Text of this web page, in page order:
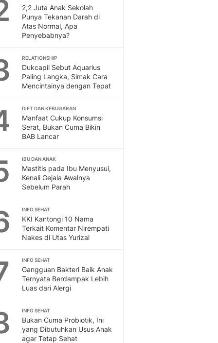
2,2 Juta Anak Sekolah
Punya Tekanan Darah di
Atas Normal, Apa
Penyebabnya?
RELATIONSHIP
Dukcapil Sebut Aquarius
Paling Langka, Simak Cara
Mencintainya dengan Tepat
DIET DAN KEBUGARAN
Manfaat Cukup Konsumsi
Serat, Bukan Cuma Bikin
BAB Lancar
IBU DAN ANAK
Mastitis pada Ibu Menyusui,
Kenali Gejala Awalnya
Sebelum Parah
INFO SEHAT
KKI Kantongi 10 Nama
Terkait Komentar Nirempati
Nakes di Utas Yurizal
INFO SEHAT
Gangguan Bakteri Baik Anak
Ternyata Berdampak Lebih
Luas dari Alergi
INFO SEHAT
Bukan Cuma Probiotik, Ini
yang Dibutuhkan Usus Anak
agar Tetap Sehat